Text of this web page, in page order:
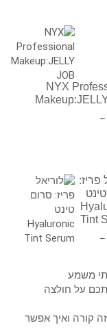
NYX
←
פריז:
Tint
←
משמע
46% יפסלו אתכם על חולצה
קורה ואיך אפשר